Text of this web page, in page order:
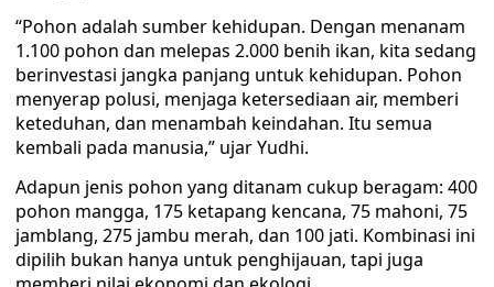
“Pohon adalah sumber kehidupan. Dengan menanam
1.100 pohon dan melepas 2.000 benih ikan, kita sedang
berinvestasi jangka panjang untuk kehidupan. Pohon
menyerap polusi, menjaga ketersediaan air, memberi
keteduhan, dan menambah keindahan. Itu semua
kembali pada manusia,” ujar Yudhi.
Adapun jenis pohon yang ditanam cukup beragam: 400
pohon mangga, 175 ketapang kencana, 75 mahoni, 75
jamblang, 275 jambu merah, dan 100 jati. Kombinasi ini
dipilih bukan hanya untuk penghijauan, tapi juga